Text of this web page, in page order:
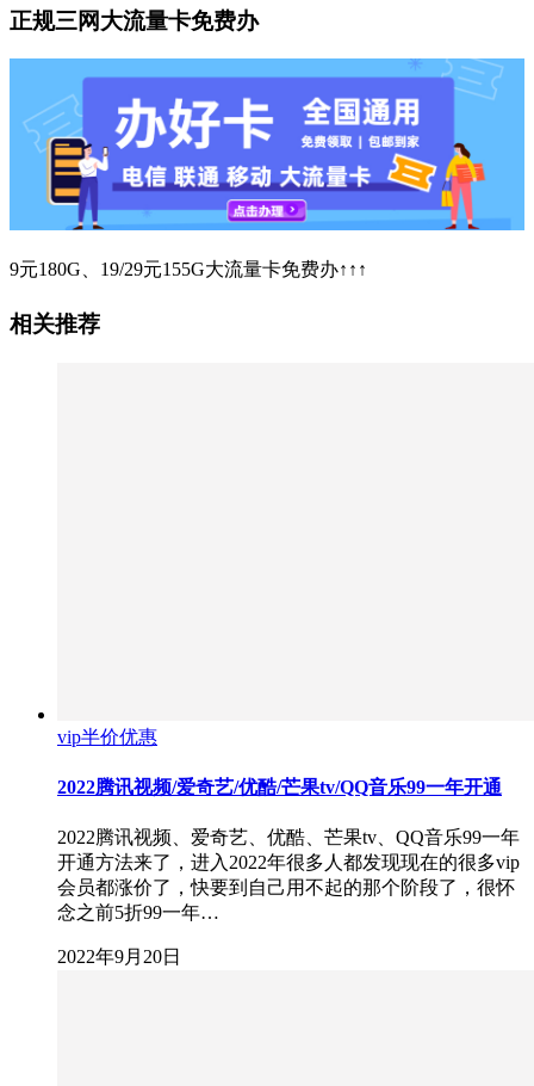
正规三网大流量卡免费办
9元180G、19/29元155G大流量卡免费办↑↑↑
相关推荐
vip半价优惠
2022腾讯视频/爱奇艺/优酷/芒果tv/QQ音乐99一年开通
2022腾讯视频、爱奇艺、优酷、芒果tv、QQ音乐99一年
开通方法来了，进入2022年很多人都发现现在的很多vip
会员都涨价了，快要到自己用不起的那个阶段了，很怀
念之前5折99一年…
2022年9月20日